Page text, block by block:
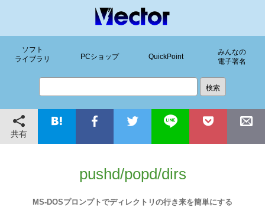
ソフト
ライブラリ
PCショップ QuickPoint
みんなの
電子署名
共有
pushd/popd/dirs
MS-DOSプロンプトでディレクトリの行き来を簡単にする